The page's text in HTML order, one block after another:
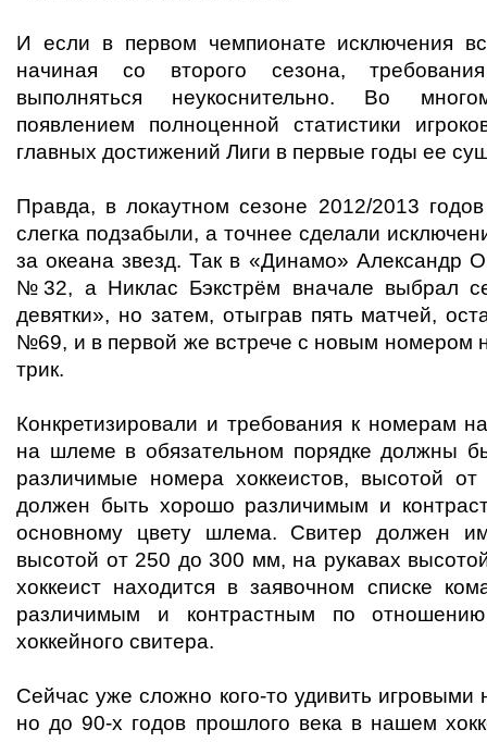
И если в первом чемпионате исключения
начиная со второго сезона,
выполняться неукоснительно. Во
появлением полноценной статистики
главных достижений Лиги в первые годы ее
Правда, в локаутном сезоне 2012/2013
слегка подзабыли, а точнее сделали
за океана звезд. Так в «Динамо» Александр
№32, а Никлас Бэкстрём вначале выбрал
девятки», но затем, отыграв пять матчей,
№69, и в первой же встрече с новым номером
трик.
Конкретизировали и требования к номерам
на шлеме в обязательном порядке должны
различимые номера хоккеистов, высотой
должен быть хорошо различимым и
основному цвету шлема. Свитер должен
высотой от 250 до 300 мм, на рукавах
хоккеист находится в заявочном списке
различимым и контрастным по
хоккейного свитера.
Сейчас уже сложно кого-то удивить
но до 90-х годов прошлого века в нашем